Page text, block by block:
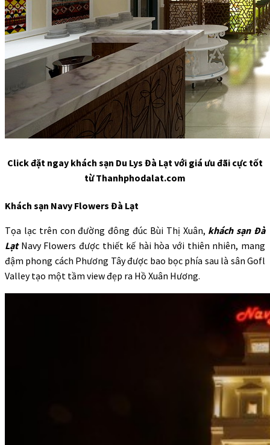
Click đặt ngay khách sạn Du Lys Đà Lạt với giá ưu đãi cực tốt
từ Thanhphodalat.com
Khách sạn Navy Flowers Đà Lạt
Tọa lạc trên con đường đông đúc Bùi Thị Xuân, khách sạn Đà
LạtNavy Flowers được thiết kế hài hòa với thiên nhiên, mang
đậm phong cách Phương Tây được bao bọc phía sau là sân Gofl
Valley tạo một tầm view đẹp ra Hồ Xuân Hương.